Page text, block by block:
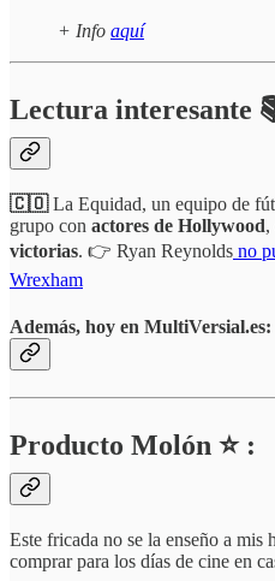
+ Info aquí
Lectura interesante
🇨🇴La Equidad, un equipo de
grupo con actores de Hollywood,
victorias. 👉 Ryan Reynolds no
Wrexham
Además, hoy en MultiVersial.es:
Producto Molón ⭐ :
Este fricada no se la enseño a mis
comprar para los días de cine en